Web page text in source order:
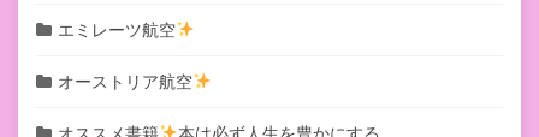
エミレーツ航空
オーストリア航空